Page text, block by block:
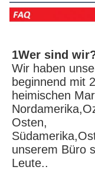
1Wer sind
Wir haben
beginnend mit
heimischen
Osten,
unserem Büro
Leute..